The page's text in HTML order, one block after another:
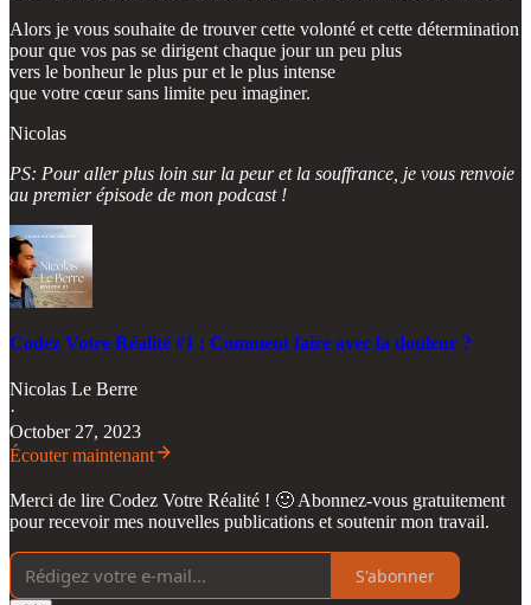
Alors je vous souhaite de trouver cette volonté et cette détermination
pour que vos pas se dirigent chaque jour un peu plus
vers le bonheur le plus pur et le plus intense
que votre cœur sans limite peu imaginer.
Nicolas
PS: Pour aller plus loin sur la peur et la souffrance, je vous renvoie
au premier épisode de mon podcast !
Codez Votre Réalité #1 : Comment faire avec la douleur ?
Nicolas Le Berre
·
October 27, 2023
Écouter maintenant
Merci de lire Codez Votre Réalité ! 🙂 Abonnez-vous gratuitement
pour recevoir mes nouvelles publications et soutenir mon travail.
S'abonner